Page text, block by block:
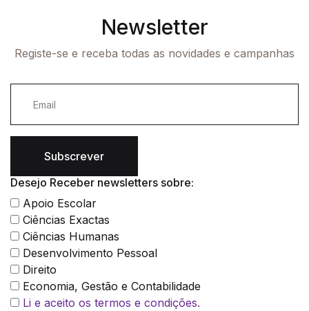
Newsletter
Registe-se e receba todas as novidades e campanhas
Subscrever
Desejo Receber newsletters sobre:
Apoio Escolar
Ciências Exactas
Ciências Humanas
Desenvolvimento Pessoal
Direito
Economia, Gestão e Contabilidade
Li e aceito os termos e condições.